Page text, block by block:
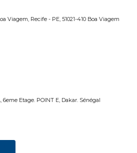
Viagem, Recife - PE, 51021-410 Boa Viagem
Etage. POINT E, Dakar. Sénégal